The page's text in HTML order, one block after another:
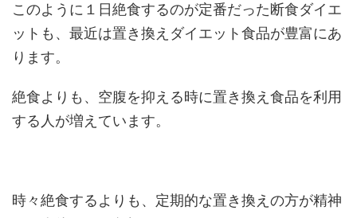
このように１日絶食するのが定番だった断食ダイエ
ットも、最近は置き換えダイエット食品が豊富にあ
ります。
絶食よりも、空腹を抑える時に置き換え食品を利用
する人が増えています。
時々絶食するよりも、定期的な置き換えの方が精神